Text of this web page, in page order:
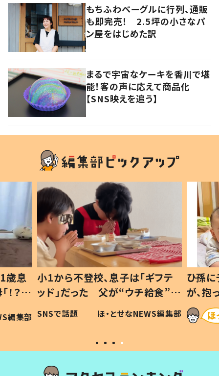
もちふわベーグルに行列、通販
も即完売！ 2.5坪の小さなパ
ン屋をはじめた訳
まるで宇宙なケーキを香川で堪
能！客の声に応えて商品化
【SNS映えを追う】
歳息
？」
編集部
小1から不登校、息子は「ギフテ
ッド」だった 父が“ウチ給食”を
作り続ける理由とは #令和の親
#令和の子
SNSで話題 ほ・とせなNEWS編集部
ひ孫
が、
「涙が
い」